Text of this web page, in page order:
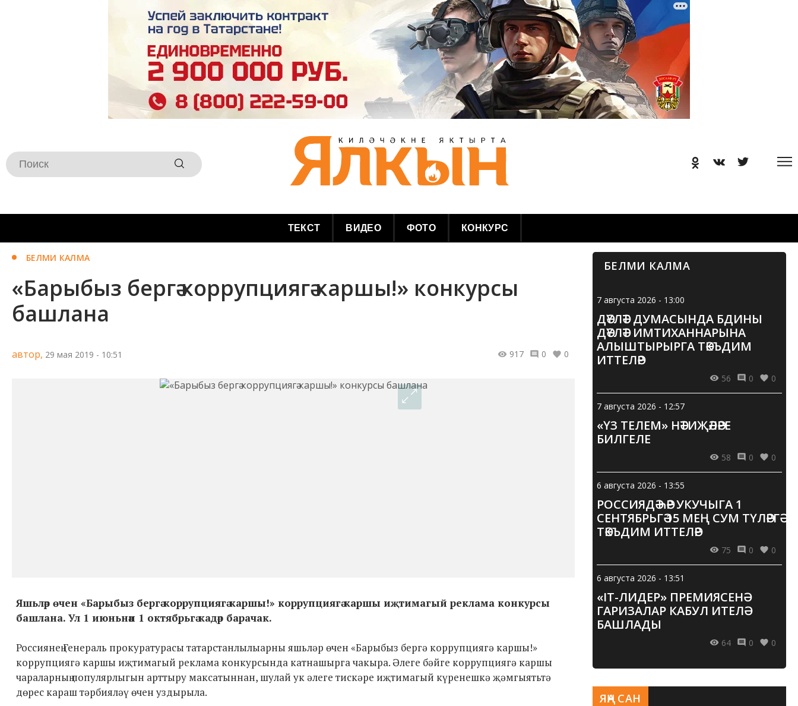
ТЕКСТ ВИДЕО ФОТО КОНКУРС
БЕЛМИ КАЛМА
«Барыбыз бергә коррупциягә каршы!» конкурсы
башлана
автор, 29 мая 2019 - 10:51 917 0 0
Яшьләр өчен «Барыбыз бергә коррупциягә каршы!» коррупциягә каршы иҗтимагый реклама конкурсы
башлана. Ул 1 июньнән 1 октябрьгә кадәр барачак.
Россиянең Генераль прокуратурасы татарстанлылыарны яшьләр өчен «Барыбыз бергә коррупциягә каршы!»
коррупциягә каршы иҗтимагый реклама конкурсында катнашырга чакыра. Әлеге бәйге коррупциягә каршы
чараларның популярлыгын арттыру максатыннан, шулай ук әлеге тискәре иҗтимагый күренешкә җәмгыятьтә
дөрес караш тәрбияләү өчен уздырыла.
БЕЛМИ КАЛМА
7 августа 2026 - 13:00
ДӘҮЛӘТ ДУМАСЫНДА БДИНЫ
ДӘҮЛӘТ ИМТИХАННАРЫНА
АЛЫШТЫРЫРГА ТӘКЪДИМ
ИТТЕЛӘР
56 0 0
7 августа 2026 - 12:57
«ҮЗ ТЕЛЕМ» НӘТИҖӘЛӘРЕ
БИЛГЕЛЕ
58 0 0
6 августа 2026 - 13:55
РОССИЯДӘ ҺӘР УКУЧЫГА 1
СЕНТЯБРЬГӘ 15 МЕҢ СУМ ТҮЛӘРГӘ
ТӘКЪДИМ ИТТЕЛӘР
75 0 0
6 августа 2026 - 13:51
«IT-ЛИДЕР» ПРЕМИЯСЕНӘ
ГАРИЗАЛАР КАБУЛ ИТЕЛӘ
БАШЛАДЫ
64 0 0
ЯҢА САН